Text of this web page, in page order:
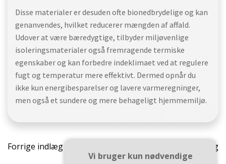
Disse materialer er desuden ofte bionedbrydelige og kan
genanvendes, hvilket reducerer mængden af affald.
Udover at være bæredygtige, tilbyder miljøvenlige
isoleringsmaterialer også fremragende termiske
egenskaber og kan forbedre indeklimaet ved at regulere
fugt og temperatur mere effektivt. Dermed opnår du
ikke kun energibesparelser og lavere varmeregninger,
men også et sundere og mere behageligt hjemmemiljø.
Indlægsnavigation
Forrige indlæg
Næste indlæg
Vi bruger kun nødvendige